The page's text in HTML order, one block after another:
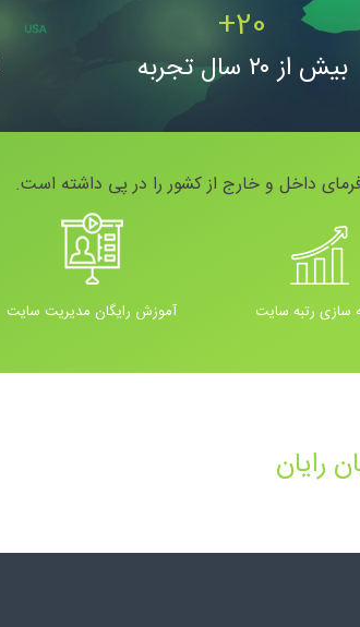
مشاهده 20
+
بیش از ۲۰ سال تجربه
داخل و خارج از کشور را در پی داشته است.
سازی رتبه سایت آموزش رایگان مدیریت سایت
رایان